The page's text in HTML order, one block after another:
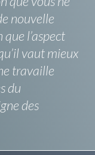
nouvelle
l’aspect
vaut mieux
travaille
du
des